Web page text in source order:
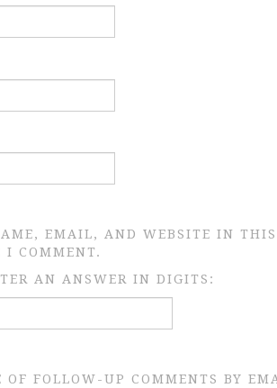
EMAIL, AND WEBSITE IN THIS
I COMMENT.
AN ANSWER IN DIGITS:
OF FOLLOW-UP COMMENTS BY